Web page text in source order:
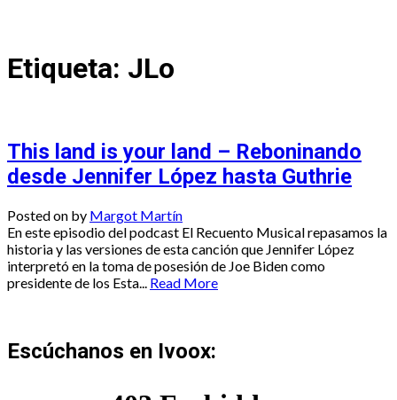
Etiqueta: JLo
This land is your land – Reboninando
desde Jennifer López hasta Guthrie
Posted on by Margot Martín
En este episodio del podcast El Recuento Musical repasamos la
historia y las versiones de esta canción que Jennifer López
interpretó en la toma de posesión de Joe Biden como
presidente de los Esta...
Read More
Escúchanos en Ivoox: